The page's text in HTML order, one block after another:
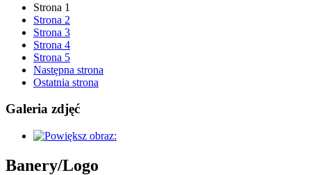
Strona 1
Strona 2
Strona 3
Strona 4
Strona 5
Następna strona
Ostatnia strona
Galeria zdjęć
Banery/Logo